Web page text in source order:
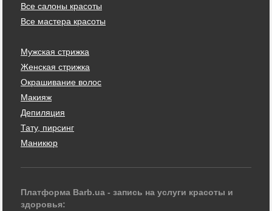
Все салоны красоты
Все мастера красоты
Мужская стрижка
Женская стрижка
Окрашивание волос
Макияж
Депиляция
Тату, пирсинг
Маникюр
Платформа Barb.ua - запись на услуги красоты и
здоровья: